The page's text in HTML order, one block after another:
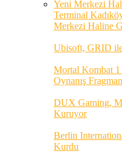
Terminal
Merkezi Haline
Ubisoft, GRID
Mortal Kombat
Oynanış
DUX Gaming,
Kuruyor
Berlin
Kurdu